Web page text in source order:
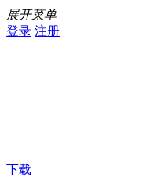
展开菜单
登录 注册
下载